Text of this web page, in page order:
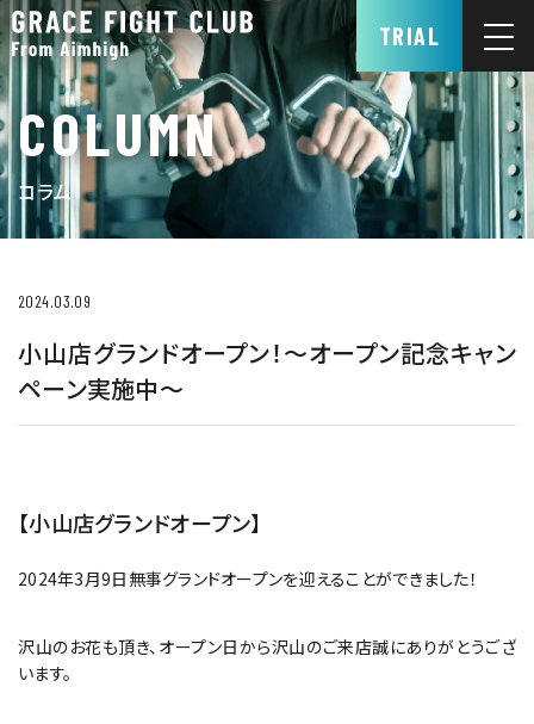
TRIAL
COLUMN
コラム
2024.03.09
小山店グランドオープン！～オープン記念キャン
ペーン実施中～
【小山店グランドオープン】
2024年3月9日無事グランドオープンを迎えることができました！
沢山のお花も頂き、オープン日から沢山のご来店誠にありがとうござ
います。